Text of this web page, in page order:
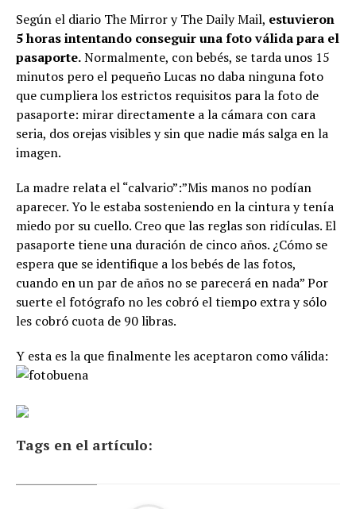
Según el diario The Mirror y The Daily Mail, estuvieron
5 horas intentando conseguir una foto válida para el
pasaporte.Normalmente, con bebés, se tarda unos 15
minutos pero el pequeño Lucas no daba ninguna foto
que cumpliera los estrictos requisitos para la foto de
pasaporte: mirar directamente a la cámara con cara
seria, dos orejas visibles y sin que nadie más salga en la
imagen.
La madre relata el “calvario”:”Mis manos no podían
aparecer. Yo le estaba sosteniendo en la cintura y tenía
miedo por su cuello. Creo que las reglas son ridículas. El
pasaporte tiene una duración de cinco años. ¿Cómo se
espera que se identifique a los bebés de las fotos,
cuando en un par de años no se parecerá en nada” Por
suerte el fotógrafo no les cobró el tiempo extra y sólo
les cobró cuota de 90 libras.
Y esta es la que finalmente les aceptaron como válida:
Tags en el artículo: